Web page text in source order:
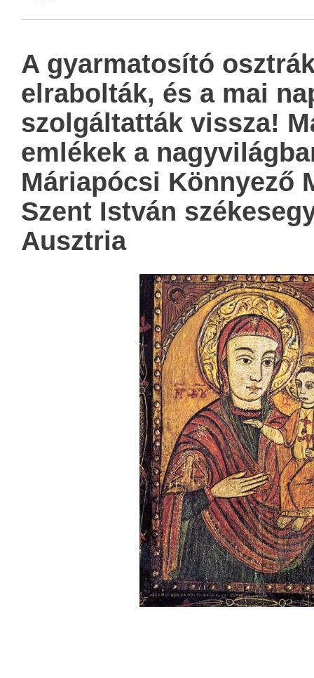
A gyarmatosító
elrabolták, és a mai
szolgáltatták vissza!
emlékek a
Máriapócsi Könnyező
Szent István
Ausztria